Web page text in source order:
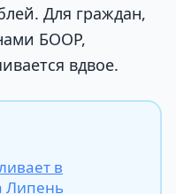
Для граждан,
БООР,
вдвое.
в
Липень